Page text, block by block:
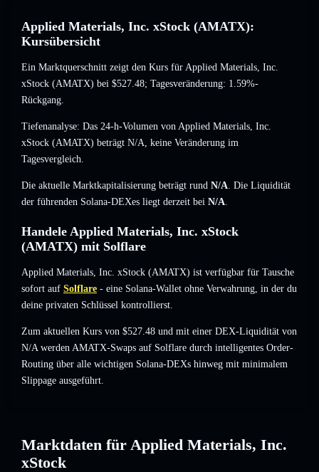
Applied Materials, Inc. xStock (AMATX):
Kursübersicht
Ein Marktquerschnitt zeigt den Kurs für Applied Materials, Inc.
xStock (AMATX) bei $527.48; Tagesveränderung: 1.59%-
Rückgang.
Tiefenanalyse: Das 24-h-Volumen von Applied Materials, Inc.
xStock (AMATX) beträgt N/A, keine Veränderung im
Tagesvergleich.
Die aktuelle Marktkapitalisierung beträgt rund N/A. Die Liquidität
der führenden Solana-DEXes liegt derzeit bei N/A.
Handele Applied Materials, Inc. xStock
(AMATX) mit Solflare
Applied Materials, Inc. xStock (AMATX) ist verfügbar für Tausche
sofort auf Solflare - eine Solana-Wallet ohne Verwahrung, in der du
deine privaten Schlüssel kontrollierst.
Zum aktuellen Kurs von $527.48 und mit einer DEX-Liquidität von
N/A werden AMATX-Swaps auf Solflare durch intelligentes Order-
Routing über alle wichtigen Solana-DEXs hinweg mit minimalem
Slippage ausgeführt.
Marktdaten für Applied Materials, Inc.
xStock